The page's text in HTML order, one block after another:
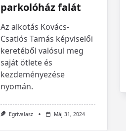
parkolóház falát
Az alkotás Kovács-
Csatlós Tamás képviselői
keretéből valósul meg
saját ötlete és
kezdeményezése
nyomán.
Egrivalasz Máj 31, 2024